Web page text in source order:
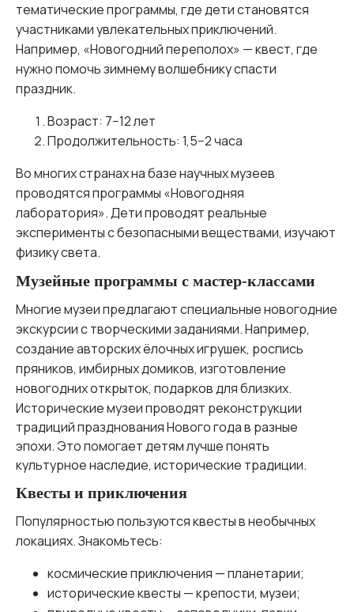
тематические программы, где дети становятся
участниками увлекательных приключений.
Например, «Новогодний переполох» — квест, где
нужно помочь зимнему волшебнику спасти
праздник.
Возраст: 7−12 лет
Продолжительность: 1,5−2 часа
Во многих странах на базе научных музеев
проводятся программы «Новогодняя
лаборатория». Дети проводят реальные
эксперименты с безопасными веществами, изучают
физику света.
Музейные программы с мастер-классами
Многие музеи предлагают специальные новогодние
экскурсии с творческими заданиями. Например,
создание авторских ёлочных игрушек, роспись
пряников, имбирных домиков, изготовление
новогодних открыток, подарков для близких.
Исторические музеи проводят реконструкции
традиций празднования Нового года в разные
эпохи. Это помогает детям лучше понять
культурное наследие, исторические традиции.
Квесты и приключения
Популярностью пользуются квесты в необычных
локациях. Знакомьтесь:
космические приключения — планетарии;
исторические квесты — крепости, музеи;